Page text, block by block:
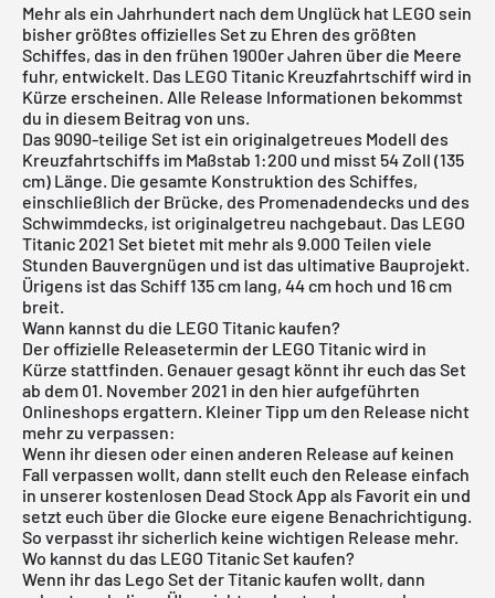
Mehr als ein Jahrhundert nach dem Unglück hat LEGO sein
bisher größtes offizielles Set zu Ehren des größten
Schiffes, das in den frühen 1900er Jahren über die Meere
fuhr, entwickelt. Das LEGO Titanic Kreuzfahrtschiff wird in
Kürze erscheinen. Alle Release Informationen bekommst
du in diesem Beitrag von uns.
Das 9090-teilige Set ist ein originalgetreues Modell des
Kreuzfahrtschiffs im Maßstab 1:200 und misst 54 Zoll (135
cm) Länge. Die gesamte Konstruktion des Schiffes,
einschließlich der Brücke, des Promenadendecks und des
Schwimmdecks, ist originalgetreu nachgebaut. Das LEGO
Titanic 2021 Set bietet mit mehr als 9.000 Teilen viele
Stunden Bauvergnügen und ist das ultimative Bauprojekt.
Ürigens ist das Schiff 135 cm lang, 44 cm hoch und 16 cm
breit.
Wann kannst du die LEGO Titanic kaufen?
Der offizielle Releasetermin der LEGO Titanic wird in
Kürze stattfinden. Genauer gesagt könnt ihr euch das Set
ab dem 01. November 2021 in den hier aufgeführten
Onlineshops ergattern. Kleiner Tipp um den Release nicht
mehr zu verpassen:
Wenn ihr diesen oder einen anderen Release auf keinen
Fall verpassen wollt, dann stellt euch den Release einfach
in unserer kostenlosen Dead Stock App als Favorit ein und
setzt euch über die Glocke eure eigene Benachrichtigung.
So verpasst ihr sicherlich keine wichtigen Release mehr.
Wo kannst du das LEGO Titanic Set kaufen?
Wenn ihr das Lego Set der Titanic kaufen wollt, dann